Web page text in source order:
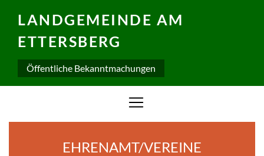
LANDGEMEINDE AM
ETTERSBERG
Öffentliche Bekanntmachungen
EHRENAMT/VEREINE